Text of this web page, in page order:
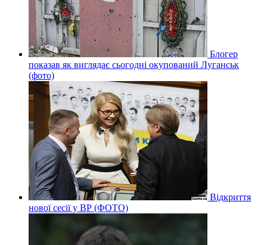
Блогер
показав як виглядає сьогодні окупований Луганськ
(фото)
Відкриття
нової сесії у ВР (ФОТО)